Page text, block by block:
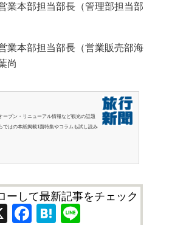
業本部担当部長（管理部担当部
業本部担当部長（営業販売部海
尚
ープン・リニューアル情報など観光の話題
ではの本紙掲載1面特集やコラムも試し読み
ーして最新記事をチェック
X Facebook
Hatena